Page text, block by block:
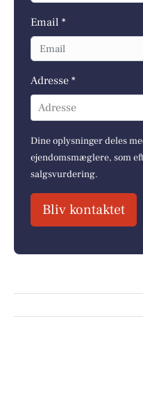
Email *
Adresse *
Adresse
Dine oplysninger deles
ejendomsmæglere, som
salgsvurdering.
Bliv kontaktet